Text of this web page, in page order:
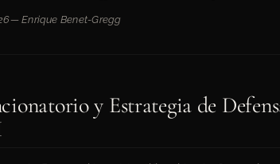
— Enrique Benet-Gregg
y Estrategia de